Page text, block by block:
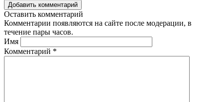
Добавить комментарий
Оставить комментарий
Комментарии появляются на сайте после модерации, в
течение пары часов.
Имя
Комментарий *